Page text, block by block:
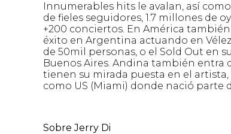
Innumerables hits le avalan, así
de fieles seguidores, 1.7 millones de
+200 conciertos. En América
éxito en Argentina actuando en
de 50mil personas, o el Sold Out en
Buenos Aires. Andina también entra
tienen su mirada puesta en el
como US (Miami) donde nació parte
Sobre Jerry Di